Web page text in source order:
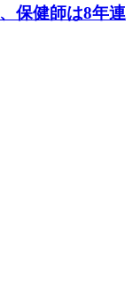
保健師は8年連